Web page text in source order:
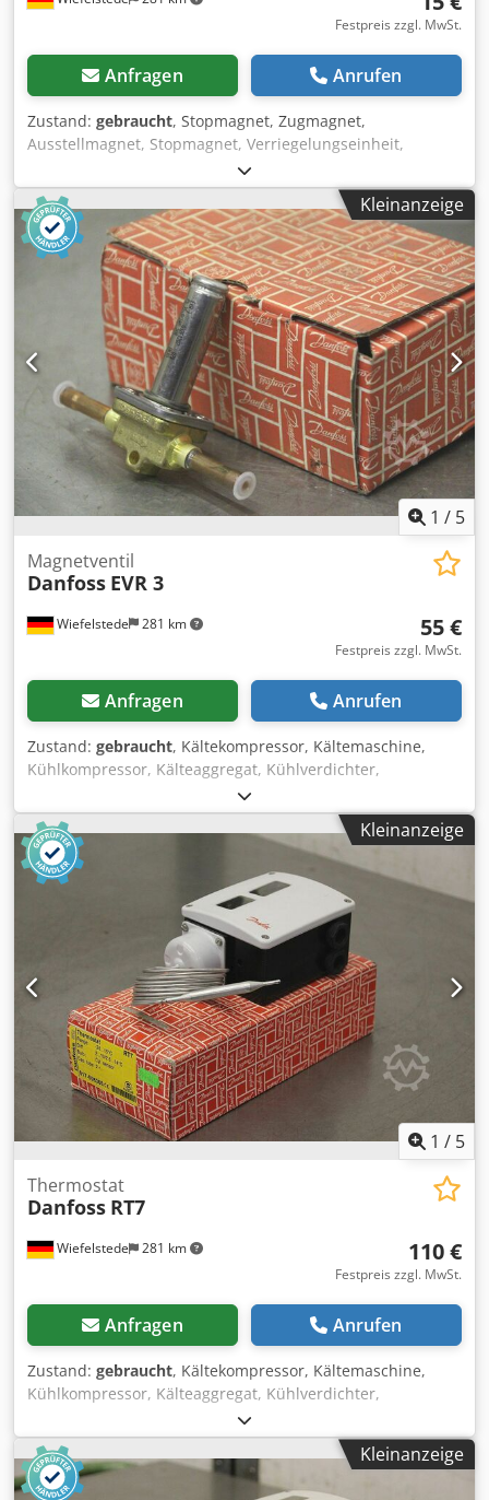
Festpreis zzgl. MwSt.
Anfragen Anrufen
Zustand: gebraucht, Stopmagnet, Zugmagnet,
Ausstellmagnet, Stopmagnet, Verriegelungseinheit,
Magnetventil Spule -Hersteller: Danfoss, Magnetventil-
Spule ungebraucht OVP -Typ: BB230AS -Spannung: 230
V/10 W -Preis: pro Stück -Anzahl: 21 Stück -Abmessung
Karton: 65/55/H75 mm Crjdpfxjfy R Ruj Ak Hjf -Gewicht: 0,3
kg/Stück
Kleinanzeige
1 / 5
Wiefelstede 281 km
Magnetventil
Danfoss EVR 3
55 €
Festpreis zzgl. MwSt.
Anfragen Anrufen
Zustand: gebraucht, Kältekompressor, Kältemaschine,
Kühlkompressor, Kälteaggregat, Kühlverdichter,
Verdichter, Filtertrocknergehäuse, Absperrventil,
Kugelabsperrventil, Magnetventilkörper -Hersteller:
Danfoss, Magnetventil für Kältetechnik, ungebraucht OVP
Credpfx Akjfy R Sgo Hof -Typ: EVR 3/032F1207 -Anschluß: 6
mm ODF -Abmessungen Paket: 135/100/H60 mm -Gewicht:
Kleinanzeige
1 / 5
Wiefelstede 281 km
Thermostat
Danfoss RT7
110 €
Festpreis zzgl. MwSt.
Anfragen Anrufen
Zustand: gebraucht, Kältekompressor, Kältemaschine,
Kühlkompressor, Kälteaggregat, Kühlverdichter,
Verdichter, Filtertrocknergehäuse, Absperrventil,
Kugelabsperrventil, Temperaturschalter, Thermostat -
Hersteller: Danfoss, Thermostat ungebraucht OVP -Typ:
RT7 -Temperaturbereich: -25 bis 15 °C -Preis: pro Stück -
Kleinanzeige